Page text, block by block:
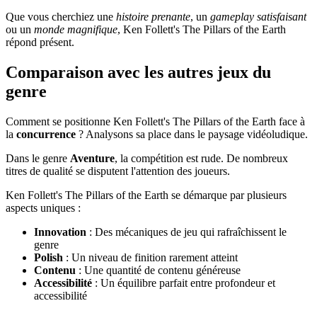
Que vous cherchiez une histoire prenante, un gameplay satisfaisant
ou un monde magnifique, Ken Follett's The Pillars of the Earth
répond présent.
Comparaison avec les autres jeux du
genre
Comment se positionne Ken Follett's The Pillars of the Earth face à
la concurrence ? Analysons sa place dans le paysage vidéoludique.
Dans le genre Aventure, la compétition est rude. De nombreux
titres de qualité se disputent l'attention des joueurs.
Ken Follett's The Pillars of the Earth se démarque par plusieurs
aspects uniques :
Innovation : Des mécaniques de jeu qui rafraîchissent le
genre
Polish : Un niveau de finition rarement atteint
Contenu : Une quantité de contenu généreuse
Accessibilité : Un équilibre parfait entre profondeur et
accessibilité